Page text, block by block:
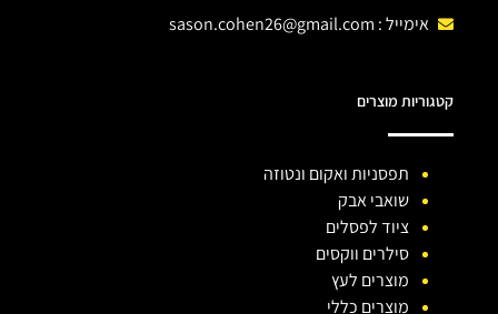
אימייל : sason.cohen26@gmail.com
קטגוריות מוצרים
תפסניות ואקום ונטוזה
שואבי אבק
ציוד לפסלים
סילרים ווקסים
מוצרים לעץ
מוצרים כללי